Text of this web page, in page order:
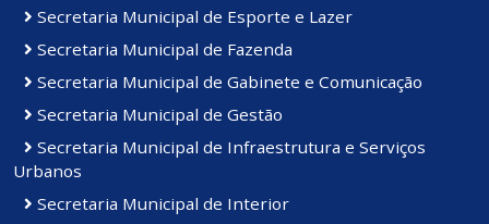
Secretaria Municipal de Esporte e Lazer
Secretaria Municipal de Fazenda
Secretaria Municipal de Gabinete e Comunicação
Secretaria Municipal de Gestão
Secretaria Municipal de Infraestrutura e Serviços
Urbanos
Secretaria Municipal de Interior